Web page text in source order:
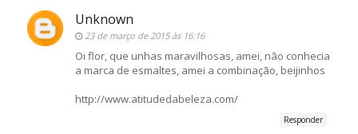
Unknown
23 de março de 2015 às 16:16
Oi flor, que unhas maravilhosas, amei, não conhecia
a marca de esmaltes, amei a combinação, beijinhos
http://www.atitudedabeleza.com/
Responder